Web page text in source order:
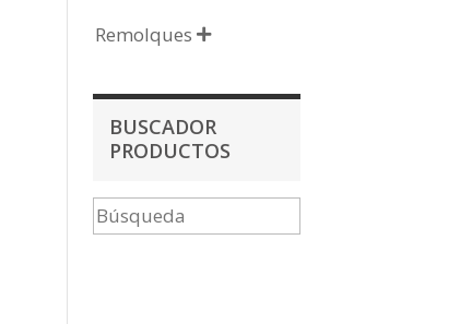
Remolques 
BUSCADOR
PRODUCTOS